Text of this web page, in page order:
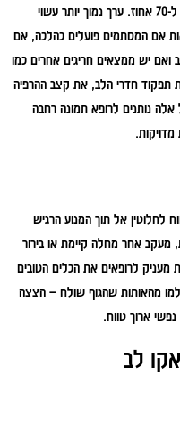
דם הלב פולט בכל פעימה. ערך תקין הוא בין 55 ל-70 אחוז. ערך נמוך יותר עשוי
אם המסתמים פועלים כהלכה, אם
ואם יש ממצאים חריגים אחרים כמו
תפקוד חדרי הלב, את קצב ההרפיה
נותנים לרופא תמונה רחבה
לחלוטין אל תוך המנוע הרגיש
מעקב אחר מחלה קיימת או בירור
לרופאים את הכלים הטובים
מהאותות שהגוף שולח – הצצה
ארוך טווח.
לב